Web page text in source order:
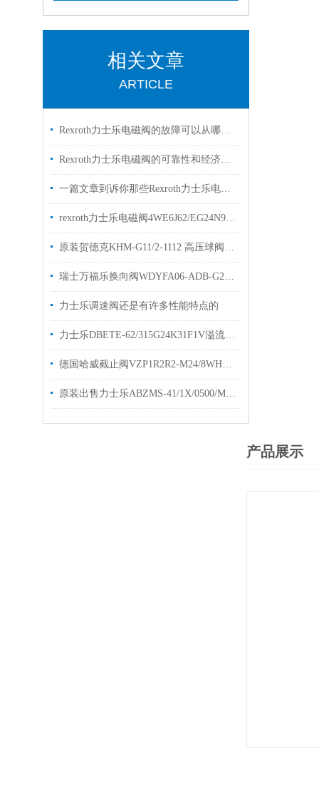
相关文章
ARTICLE
Rexroth力士乐电磁阀的故障可以从哪里进行排查
Rexroth力士乐电磁阀的可靠性和经济性解读
一篇文章到诉你那些Rexroth力士乐电磁阀常见的符号的是什么意思
rexroth力士乐电磁阀4WE6J62/EG24N9K4两位三通阀
原装贺德克KHM-G11/2-1112 高压球阀hydac型号齐全
瑞士万福乐换向阀WDYFA06-ADB-G24的工作原理
力士乐调速阀还是有许多性能特点的
力士乐DBETE-62/315G24K31F1V溢流阀技术参数
德国哈威截止阀VZP1R2R2-M24/8WHAWE换向阀
原装出售力士乐ABZMS-41/1X/0500/M2液位开关
产品展示